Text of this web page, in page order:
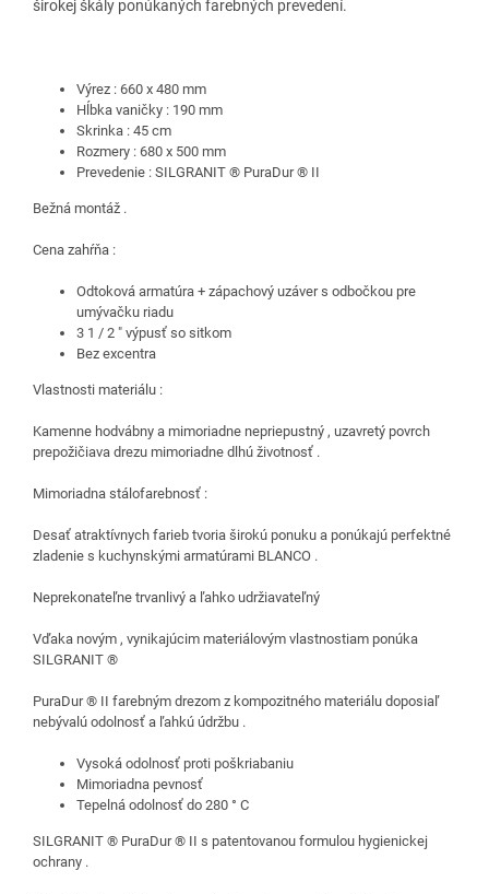
širokej škály ponúkaných farebných prevedení.
Výrez : 660 x 480 mm
Hĺbka vaničky : 190 mm
Skrinka : 45 cm
Rozmery : 680 x 500 mm
Prevedenie : SILGRANIT ® PuraDur ® II
Bežná montáž .
Cena zahŕňa :
Odtoková armatúra + zápachový uzáver s odbočkou pre
umývačku riadu
3 1 / 2 " výpusť so sitkom
Bez excentra
Vlastnosti materiálu :
Kamenne hodvábny a mimoriadne nepriepustný , uzavretý povrch
prepožičiava drezu mimoriadne dlhú životnosť .
Mimoriadna stálofarebnosť :
Desať atraktívnych farieb tvoria širokú ponuku a ponúkajú perfektné
zladenie s kuchynskými armatúrami BLANCO .
Neprekonateľne trvanlivý a ľahko udržiavateľný
Vďaka novým , vynikajúcim materiálovým vlastnostiam ponúka
SILGRANIT ®
PuraDur ® II farebným drezom z kompozitného materiálu doposiaľ
nebývalú odolnosť a ľahkú údržbu .
Vysoká odolnosť proti poškriabaniu
Mimoriadna pevnosť
Tepelná odolnosť do 280 ° C
SILGRANIT ® PuraDur ® II s patentovanou formulou hygienickej
ochrany .